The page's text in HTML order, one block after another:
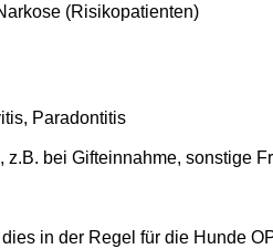
(Risikopatienten)
Paradontitis
bei Gifteinnahme, sonstige
in der Regel für die Hunde